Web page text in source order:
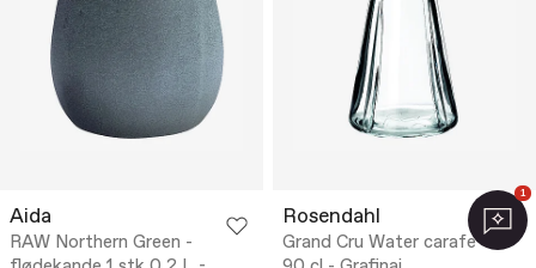
Aida
RAW Northern Green -
Rosendahl
Grand Cru Water carafe
1